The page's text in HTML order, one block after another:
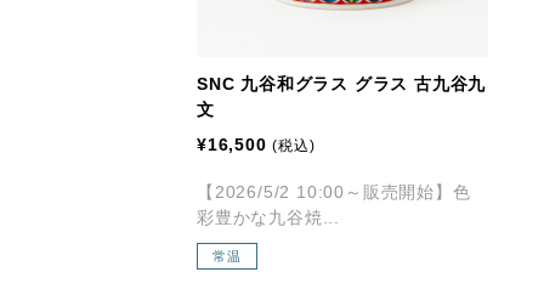
SNC 九谷和グラス グラス 古九谷九
文
¥16,500 (税込)
【2026/5/2 10:00～販売開始】色
彩豊かな九谷焼...
常温